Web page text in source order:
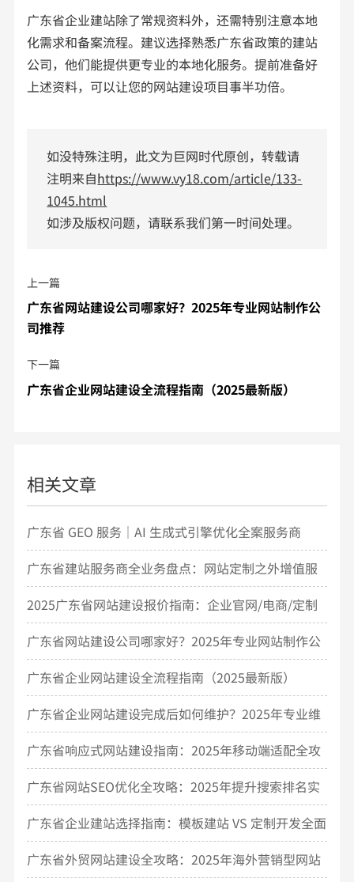
广东省企业建站除了常规资料外，还需特别注意本地
化需求和备案流程。建议选择熟悉广东省政策的建站
公司，他们能提供更专业的本地化服务。提前准备好
上述资料，可以让您的网站建设项目事半功倍。
如没特殊注明，此文为巨网时代原创，转载请
注明来自https://www.vy18.com/article/133-
1045.html
如涉及版权问题，请联系我们第一时间处理。
上一篇
广东省网站建设公司哪家好？2025年专业网站制作公
司推荐
下一篇
广东省企业网站建设全流程指南（2025最新版）
相关文章
广东省 GEO 服务｜AI 生成式引擎优化全案服务商
广东省建站服务商全业务盘点：网站定制之外增值服
务汇总
2025广东省网站建设报价指南：企业官网/电商/定制
站费用全解析
广东省网站建设公司哪家好？2025年专业网站制作公
司推荐
广东省企业网站建设全流程指南（2025最新版）
广东省企业网站建设完成后如何维护？2025年专业维
护指南
广东省响应式网站建设指南：2025年移动端适配全攻
略
广东省网站SEO优化全攻略：2025年提升搜索排名实
战技巧
广东省企业建站选择指南：模板建站 VS 定制开发全面
对比
广东省外贸网站建设全攻略：2025年海外营销型网站